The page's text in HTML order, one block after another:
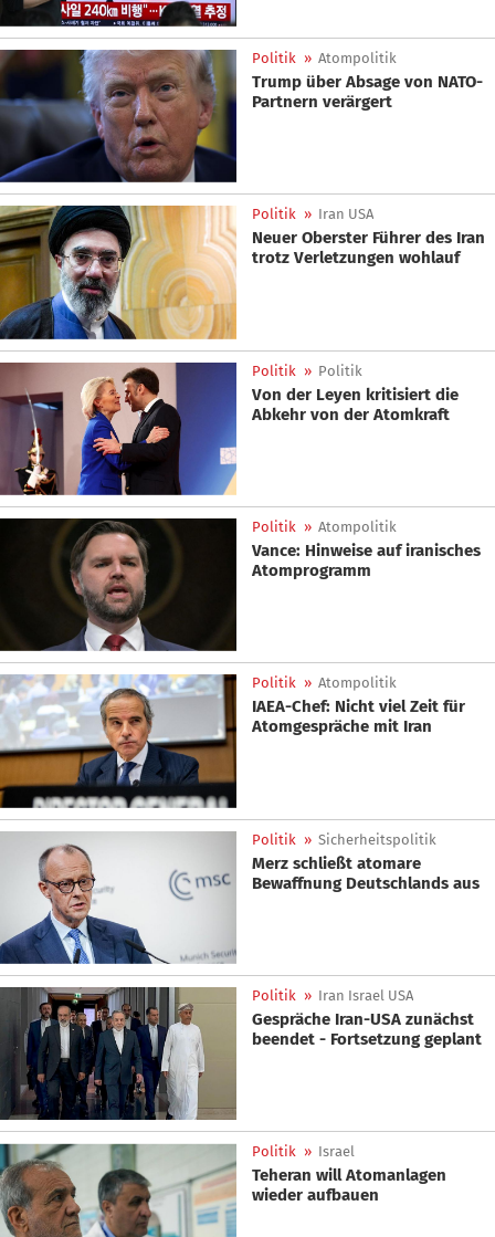
Politik » Atompolitik
Trump über Absage von NATO-
Partnern verärgert
Politik » Iran USA
Neuer Oberster Führer des Iran
trotz Verletzungen wohlauf
Politik » Politik
Von der Leyen kritisiert die
Abkehr von der Atomkraft
Politik » Atompolitik
Vance: Hinweise auf iranisches
Atomprogramm
Politik » Atompolitik
IAEA-Chef: Nicht viel Zeit für
Atomgespräche mit Iran
Politik » Sicherheitspolitik
Merz schließt atomare
Bewaffnung Deutschlands aus
Politik » Iran Israel USA
Gespräche Iran-USA zunächst
beendet - Fortsetzung geplant
Politik » Israel
Teheran will Atomanlagen
wieder aufbauen